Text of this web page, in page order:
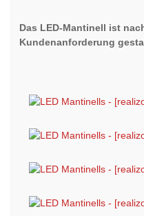
Das LED-Mantinell ist
Kundenanforderung